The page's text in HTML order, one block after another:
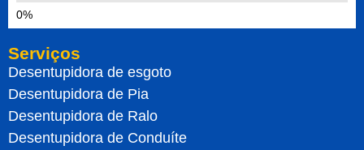
Serviços
Desentupidora de esgoto
Desentupidora de Pia
Desentupidora de Ralo
Desentupidora de Conduíte